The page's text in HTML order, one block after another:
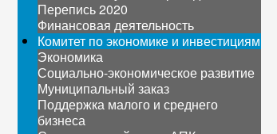
Перепись 2020
Финансовая деятельность
Комитет по экономике и инвестициям
Экономика
Социально-экономическое развитие
Муниципальный заказ
Поддержка малого и среднего
бизнеса